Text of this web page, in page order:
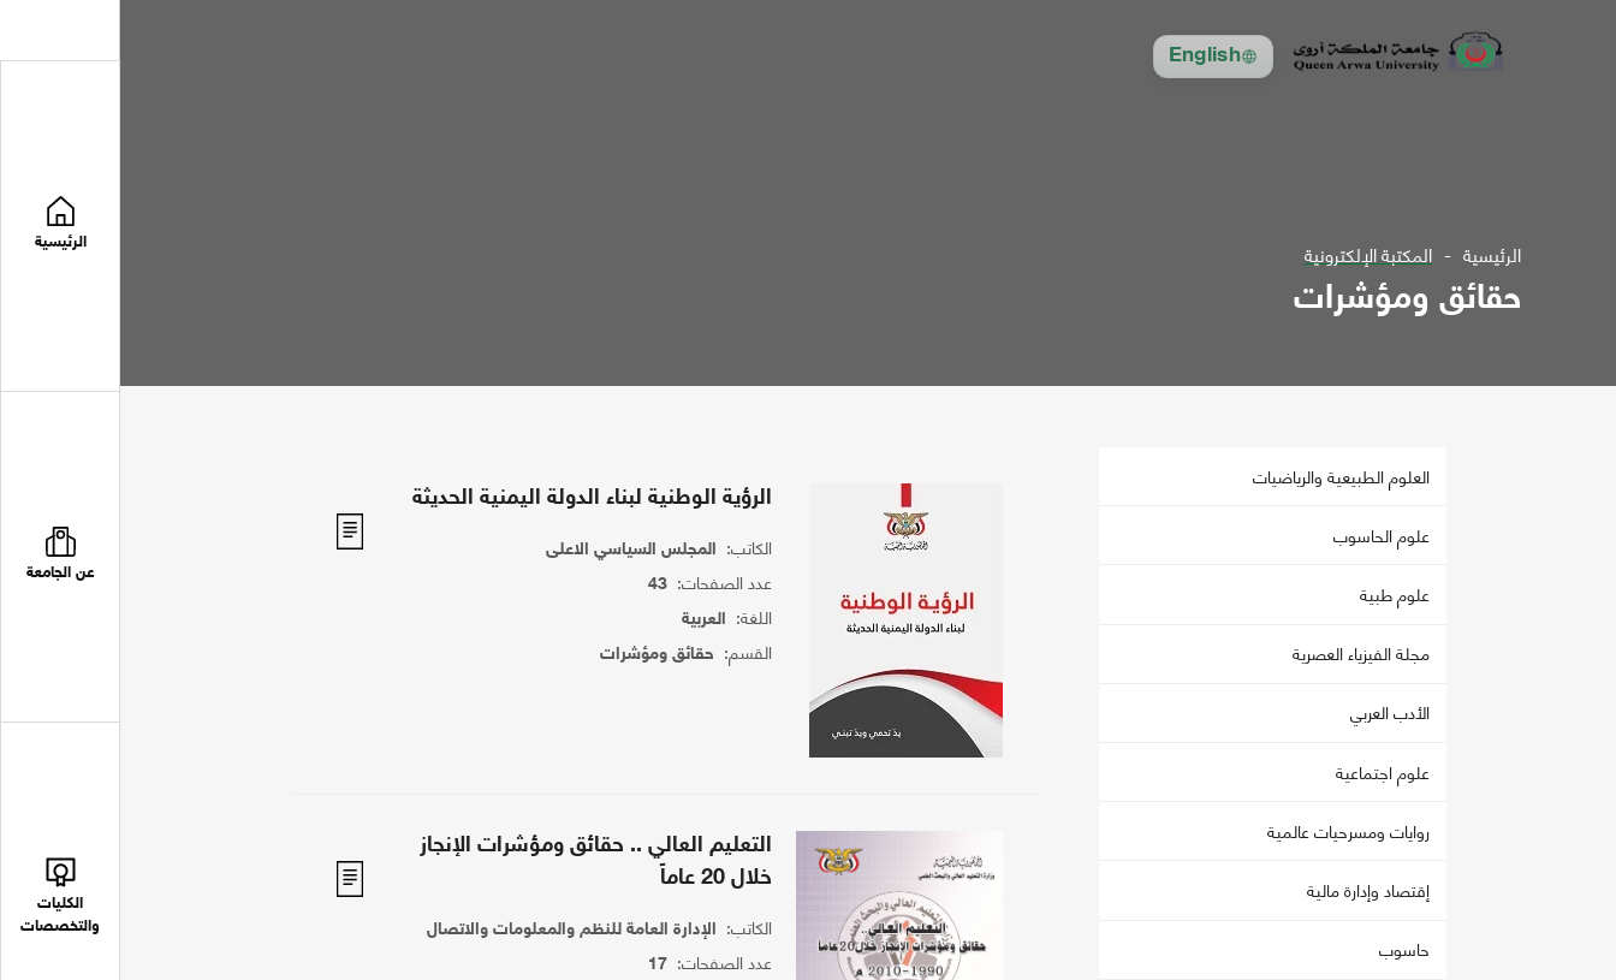
English
الرئيسية
عن الجامعة
الكليات
والتخصصات
الرئيسية المكتبة الإلكترونية
حقائق ومؤشرات
العلوم الطبيعية والرياضيات
علوم الحاسوب
علوم طبية
مجلة الفيزياء العصرية
الأدب العربي
علوم اجتماعية
روايات ومسرحيات عالمية
إقتصاد وإدارة مالية
حاسوب
الرؤية الوطنية لبناء الدولة اليمنية الحديثة
الكاتب: المجلس السياسي الاعلى
عدد الصفحات:43
اللغة: العربية
القسم: حقائق ومؤشرات
التعليم العالي .. حقائق ومؤشرات الإنجاز
خلال 20 عاماً
الكاتب: الإدارة العامة للنظم والمعلومات والاتصال
عدد الصفحات:17